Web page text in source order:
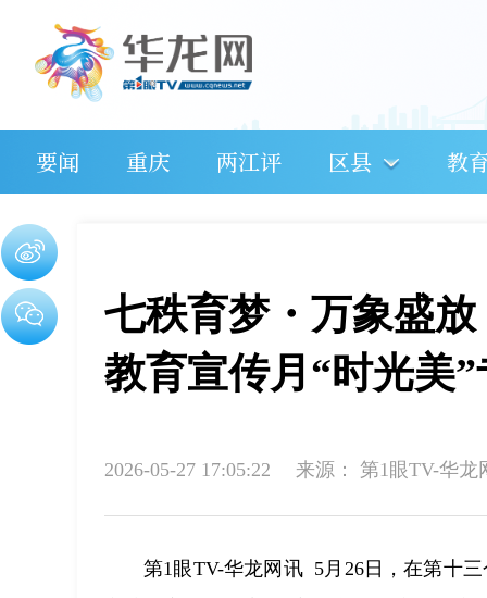
要闻 重庆 两江评 区县 教
七秩育梦・万象盛
教育宣传月“时光美
2026-05-27 17:05:22 来源： 第1眼TV-华龙
第1眼TV-华龙网讯 5月26日，在第十